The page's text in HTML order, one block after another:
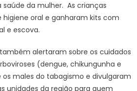
saúde da mulher. As crianças
oral e ganharam kits com
e escova.
alertaram sobre os cuidados
(dengue, chikungunha e
os males do tabagismo e divulgaram
unidades da região para quem